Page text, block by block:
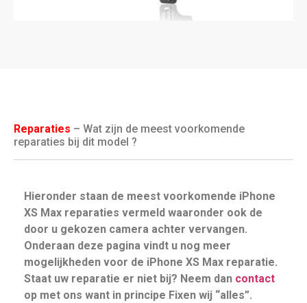
Reparaties – Wat zijn de meest voorkomende
reparaties bij dit model ?
Hieronder staan de meest voorkomende iPhone
XS Max reparaties vermeld waaronder ook de
door u gekozen camera achter vervangen.
Onderaan deze pagina vindt u nog meer
mogelijkheden voor de iPhone XS Max reparatie.
Staat uw reparatie er niet bij? Neem dan contact
op met ons want in principe Fixen wij “alles”.